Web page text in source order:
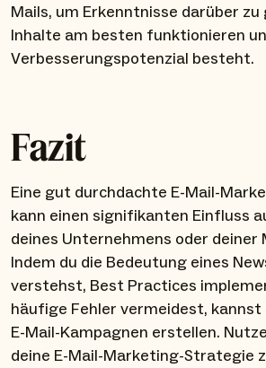
Mails, um Erkenntnisse darüber zu
Inhalte am besten funktionieren
Verbesserungspotenzial besteht.
Fazit
Eine gut durchdachte E-Mail-
kann einen signifikanten Einfluss
deines Unternehmens oder deiner
Indem du die Bedeutung eines
verstehst, Best Practices
häufige Fehler vermeidest,
E-Mail-Kampagnen erstellen.
deine E-Mail-Marketing-Strategie